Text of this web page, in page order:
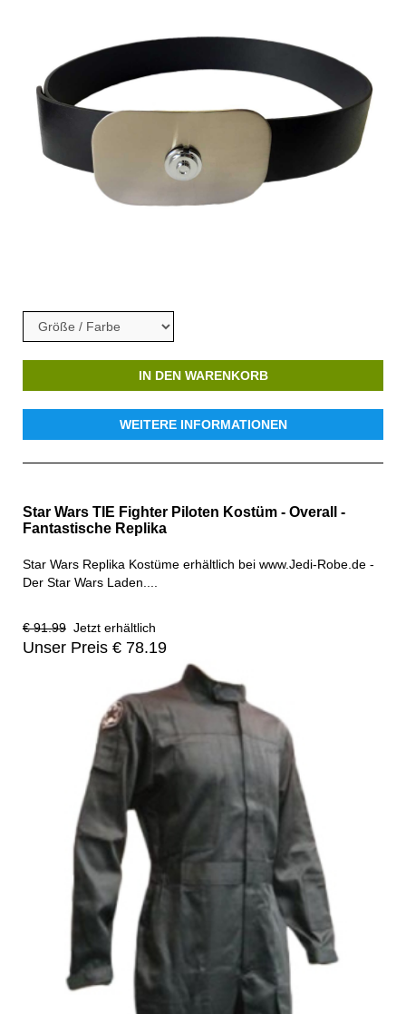
IN DEN WARENKORB
WEITERE INFORMATIONEN
Star Wars TIE Fighter Piloten Kostüm - Overall -
Fantastische Replika
Star Wars Replika Kostüme erhältlich bei www.Jedi-Robe.de -
Der Star Wars Laden....
€ 91.99 Jetzt erhältlich
Unser Preis € 78.19